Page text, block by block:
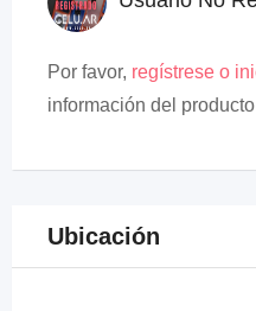
Por favor, regístrese o
información del
Ubicación